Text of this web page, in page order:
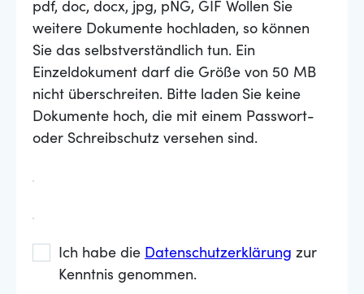
pdf, doc, docx, jpg, pNG, GIF Wollen Sie
weitere Dokumente hochladen, so können
Sie das selbstverständlich tun. Ein
Einzeldokument darf die Größe von 50 MB
nicht überschreiten. Bitte laden Sie keine
Dokumente hoch, die mit einem Passwort-
oder Schreibschutz versehen sind.
Ich habe die Datenschutzerklärung zur
Kenntnis genommen.